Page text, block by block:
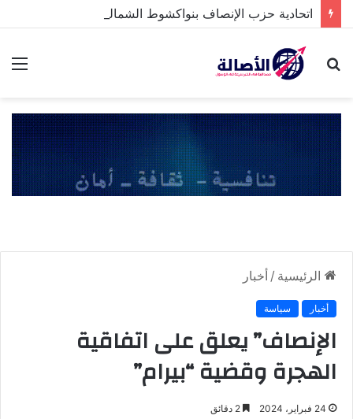
بحث
الرئيسية / أخبار
أخبار سياسة
الإنصاف” يعلق على اتفاقية
الهجرة وقضية “بيرام”
24 فبراير، 2024